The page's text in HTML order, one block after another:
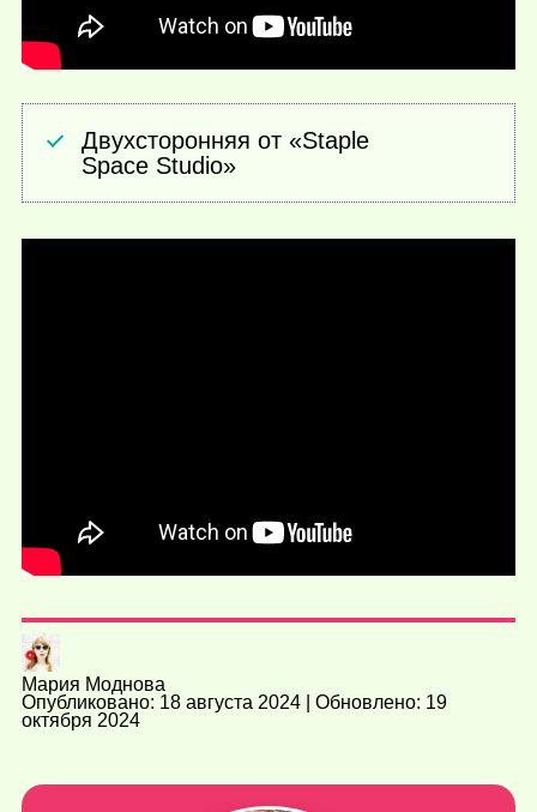
Двухсторонняя от «Staple
Space Studio»
Мария Моднова
Опубликовано: 18 августа 2024 | Обновлено: 19
октября 2024